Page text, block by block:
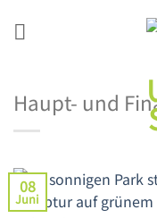
Inhalt
Haupt- und
08
Juni